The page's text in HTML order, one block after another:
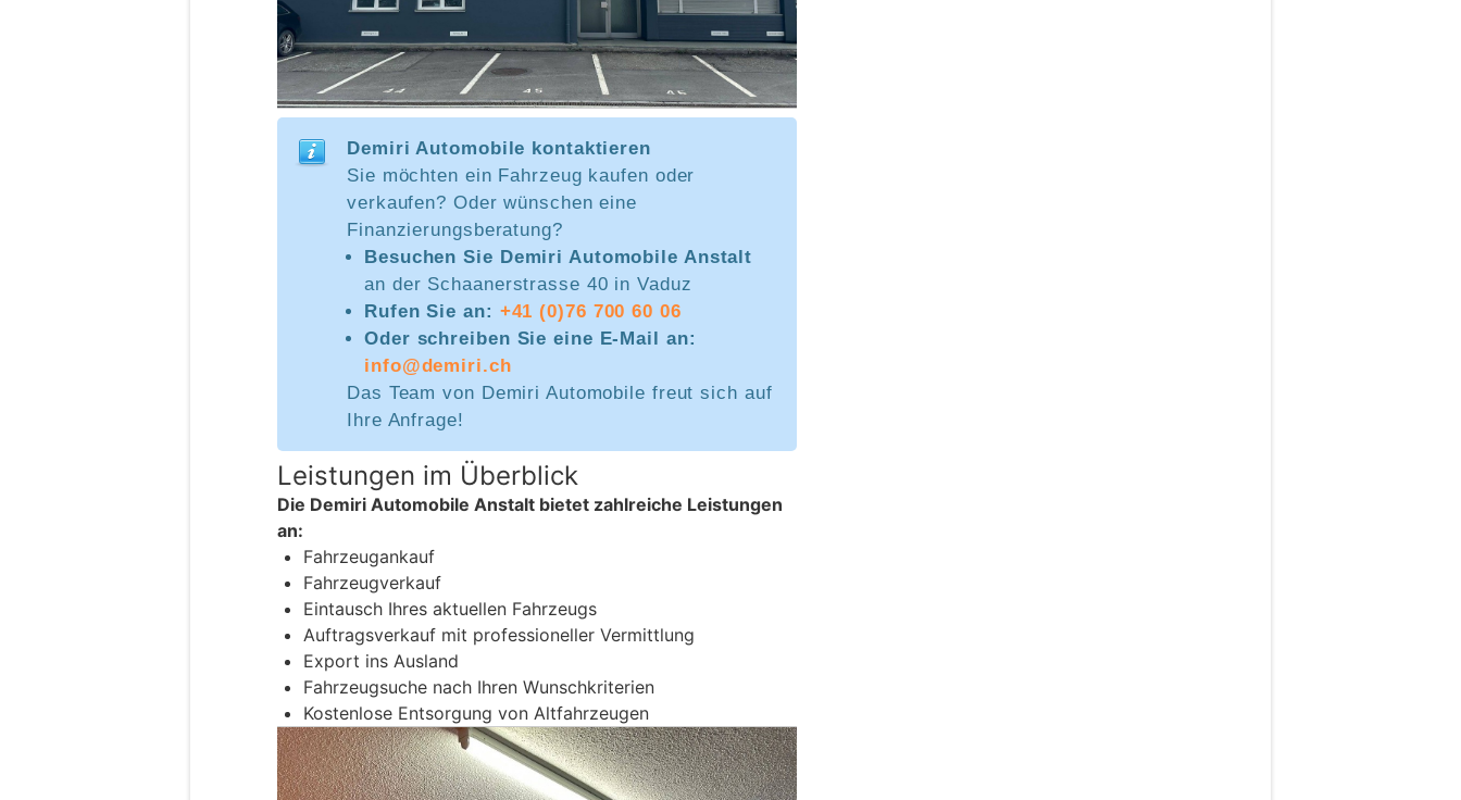
Demiri Automobile kontaktieren
Sie möchten ein Fahrzeug kaufen oder
verkaufen? Oder wünschen eine
Finanzierungsberatung?
Besuchen Sie Demiri Automobile Anstalt
an der Schaanerstrasse 40 in Vaduz
Rufen Sie an: +41 (0)76 700 60 06
Oder schreiben Sie eine E-Mail an:
info@demiri.ch
Das Team von Demiri Automobile freut sich auf
Ihre Anfrage!
Leistungen im Überblick
Die Demiri Automobile Anstalt bietet zahlreiche Leistungen
an:
Fahrzeugankauf
Fahrzeugverkauf
Eintausch Ihres aktuellen Fahrzeugs
Auftragsverkauf mit professioneller Vermittlung
Export ins Ausland
Fahrzeugsuche nach Ihren Wunschkriterien
Kostenlose Entsorgung von Altfahrzeugen